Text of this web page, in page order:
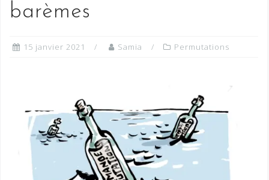
barèmes
15 janvier 2021 Samia Permutations